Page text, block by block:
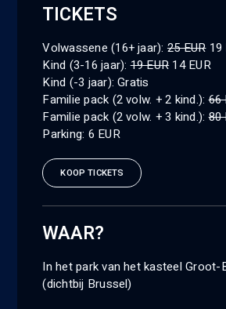
TICKETS
Volwassene (16+ jaar): 25 EUR19
Kind (3-16 jaar):19 EUR14 EUR
Kind (-3 jaar): Gratis
Familie pack (2 volw. + 2 kind.):66
Familie pack (2 volw. + 3 kind.):80
Parking: 6 EUR
KOOP TICKETS
WAAR?
In het park van het kasteel Groot-
(dichtbij Brussel)